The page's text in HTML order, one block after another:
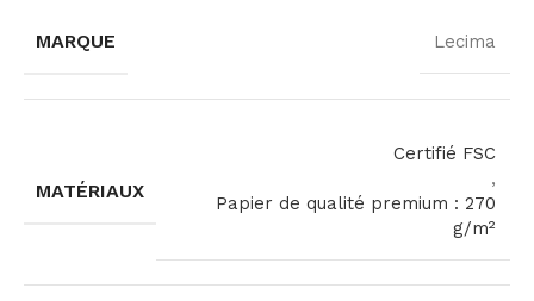
MARQUE Lecima
MATÉRIAUX
Certifié FSC
,
Papier de qualité premium : 270
g/m²